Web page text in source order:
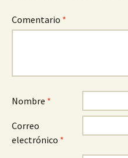
Comentario *
Nombre *
Correo
electrónico *